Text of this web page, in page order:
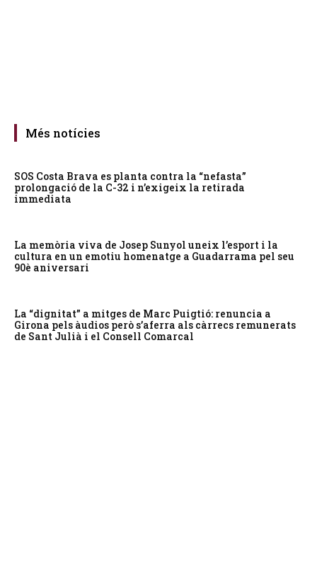
Més notícies
SOS Costa Brava es planta contra la “nefasta”
prolongació de la C-32 i n’exigeix la retirada
immediata
La memòria viva de Josep Sunyol uneix l’esport i la
cultura en un emotiu homenatge a Guadarrama pel seu
90è aniversari
La “dignitat” a mitges de Marc Puigtió: renuncia a
Girona pels àudios però s’aferra als càrrecs remunerats
de Sant Julià i el Consell Comarcal